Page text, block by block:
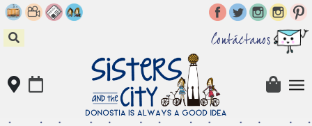
Skip
to
content
Contáctanos